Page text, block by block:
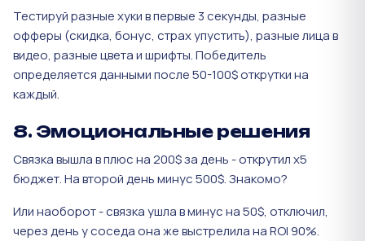
Тестируй разные хуки в первые 3 секунды, разные
офферы (скидка, бонус, страх упустить), разные лица в
видео, разные цвета и шрифты. Победитель
определяется данными после 50-100$ открутки на
каждый.
8. Эмоциональные решения
Связка вышла в плюс на 200$ за день - открутил x5
бюджет. На второй день минус 500$. Знакомо?
Или наоборот - связка ушла в минус на 50$, отключил,
через день у соседа она же выстрелила на ROI 90%.